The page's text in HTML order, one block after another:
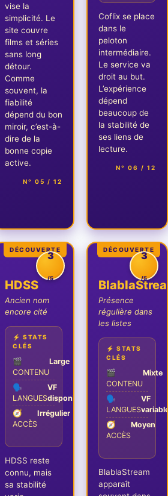
vise la
simplicité. Le
site couvre
films et séries
sans long
détour.
Comme
souvent, la
fiabilité
dépend du bon
miroir, c’est-à-
dire de la
bonne copie
active.
N° 05 / 12
Coflix se place
dans le
peloton
intermédiaire.
Le service va
droit au but.
L’expérience
dépend
beaucoup de
la stabilité de
ses liens de
lecture.
N° 06 / 12
DÉCOUVERTE
3
/5
HDSS
Ancien nom
encore cité
⚡ STATS
CLÉS
🎬
CONTENU
Large
🗣️
LANGUES
VF
disponible
🧭
ACCÈS
Irrégulier
HDSS reste
connu, mais
sa stabilité
DÉCOUVERTE
3
/5
Présence
régulière dans
les listes
⚡ STATS
CLÉS
🎬
CONTENU
Mixte
🗣️
LANGUES
VF
🧭
ACCÈS
Moyen
BlablaStream
apparaît